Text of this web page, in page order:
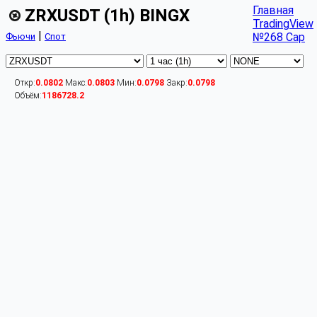
ZRXUSDT (1h) BINGX
Фьючи | Спот
Главная
TradingView
№268 Cap
Откр:0.0802 Макс:0.0803 Мин:0.0798 Закр:0.0798
Объём:1186728.2